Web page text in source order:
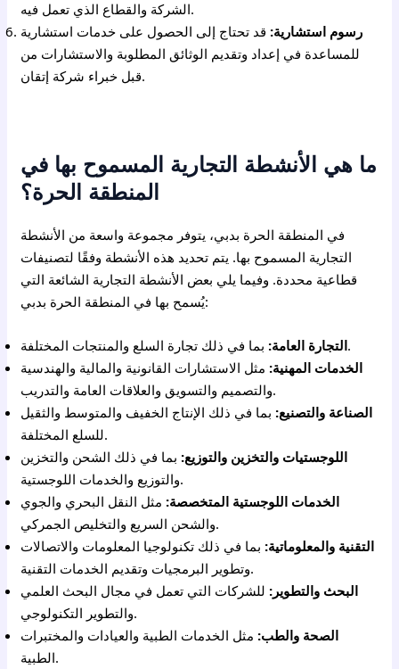
الشركة والقطاع الذي تعمل فيه.
رسوم استشارية: قد تحتاج إلى الحصول على خدمات استشارية
للمساعدة في إعداد وتقديم الوثائق المطلوبة والاستشارات من
قبل خبراء شركة إتقان.
ما هي الأنشطة التجارية المسموح بها في
المنطقة الحرة؟
في المنطقة الحرة بدبي، يتوفر مجموعة واسعة من الأنشطة
التجارية المسموح بها. يتم تحديد هذه الأنشطة وفقًا لتصنيفات
قطاعية محددة. وفيما يلي بعض الأنشطة التجارية الشائعة التي
يُسمح بها في المنطقة الحرة بدبي:
التجارة العامة:بما في ذلك تجارة السلع والمنتجات المختلفة.
الخدمات المهنية: مثل الاستشارات القانونية والمالية والهندسية
والتصميم والتسويق والعلاقات العامة والتدريب.
الصناعة والتصنيع: بما في ذلك الإنتاج الخفيف والمتوسط والثقيل
للسلع المختلفة.
اللوجستيات والتخزين والتوزيع: بما في ذلك الشحن والتخزين
والتوزيع والخدمات اللوجستية.
الخدمات اللوجستية المتخصصة: مثل النقل البحري والجوي
والشحن السريع والتخليص الجمركي.
التقنية والمعلوماتية: بما في ذلك تكنولوجيا المعلومات والاتصالات
وتطوير البرمجيات وتقديم الخدمات التقنية.
البحث والتطوير: للشركات التي تعمل في مجال البحث العلمي
والتطوير التكنولوجي.
الصحة والطب: مثل الخدمات الطبية والعيادات والمختبرات
الطبية.